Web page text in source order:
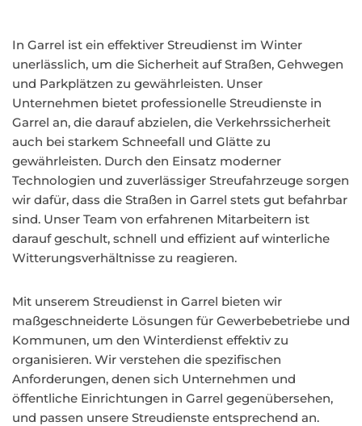
In Garrel ist ein effektiver Streudienst im Winter
unerlässlich, um die Sicherheit auf Straßen, Gehwegen
und Parkplätzen zu gewährleisten. Unser
Unternehmen bietet professionelle Streudienste in
Garrel an, die darauf abzielen, die Verkehrssicherheit
auch bei starkem Schneefall und Glätte zu
gewährleisten. Durch den Einsatz moderner
Technologien und zuverlässiger Streufahrzeuge sorgen
wir dafür, dass die Straßen in Garrel stets gut befahrbar
sind. Unser Team von erfahrenen Mitarbeitern ist
darauf geschult, schnell und effizient auf winterliche
Witterungsverhältnisse zu reagieren.
Mit unserem Streudienst in Garrel bieten wir
maßgeschneiderte Lösungen für Gewerbebetriebe und
Kommunen, um den Winterdienst effektiv zu
organisieren. Wir verstehen die spezifischen
Anforderungen, denen sich Unternehmen und
öffentliche Einrichtungen in Garrel gegenübersehen,
und passen unsere Streudienste entsprechend an.